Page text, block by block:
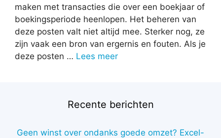
maken met transacties die over een boekjaar of
boekingsperiode heenlopen. Het beheren van
deze posten valt niet altijd mee. Sterker nog, ze
zijn vaak een bron van ergernis en fouten. Als je
deze posten … Lees meer
Recente berichten
Geen winst over ondanks goede omzet? Excel-